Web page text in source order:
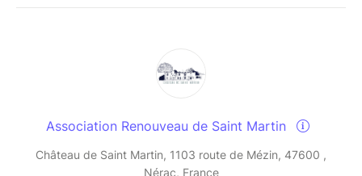
Association Renouveau de Saint Martin
Château de Saint Martin, 1103 route de Mézin, 47600 ,
Nérac, France